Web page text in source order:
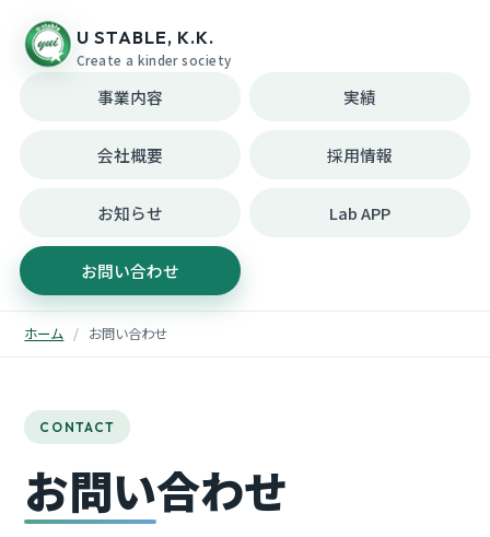
U STABLE, K.K.
Create a kinder society
事業内容 実績
会社概要 採用情報
お知らせ Lab APP
お問い合わせ
ホーム お問い合わせ
CONTACT
お問い合わせ